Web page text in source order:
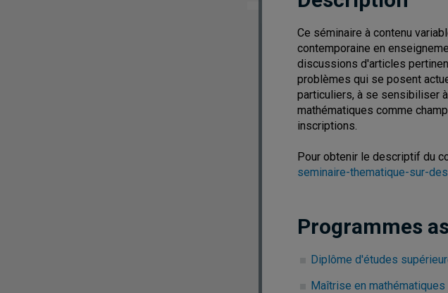
Ce séminaire à contenu
contemporaine en
discussions d'articles
problèmes qui se posent
particuliers, à se sensibiliser
mathématiques comme
inscriptions.
Pour obtenir le descriptif du
seminaire-thematique-sur-
Programmes
Diplôme d'études
Maîtrise en mathématiques